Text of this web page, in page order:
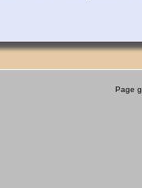
Việt
Page